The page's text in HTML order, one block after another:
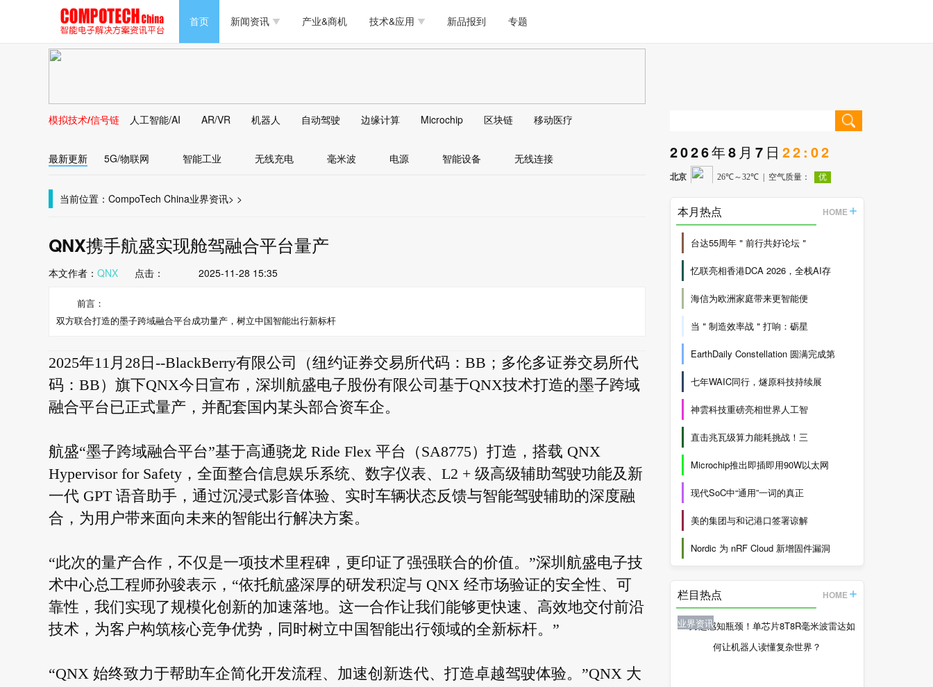
首页 新闻资讯
新能源 人工智能 安防监控
马达电机技术 物联网 模拟技术/信号链
大数据/云
产业&商机 技术&应用
安全 可穿戴
AI/人工智能
新品报到 专题
PC/周边 软件/工具 医疗电子
马达电机技术 物联网 模拟技术/信号链
大数据/云 边缘计算
存储 无线连接 LED
DLP AI/人工智能 传感器技术
AR/VR/图像/3D 电源技术/信号链 接口
模拟技术/信号链 人工智能/AI AR/VR 机器人 自动驾驶 边缘计算 Microchip 区块链 移动医疗
最新更新 5G/物联网 智能工业 无线充电 毫米波 电源 智能设备 无线连接
当前位置： CompoTech China >
业界资讯 >
QNX携手航盛实现舱驾融合平台量产
本文作者： QNX点击： 2025-11-28 15:35
前言：
双方联合打造的墨子跨域融合平台成功量产，树立中国智能出行新标杆
2025年11月28日--BlackBerry有限公司（纽约证券交易所代码：BB；多伦多证券交易所代
码：BB）旗下QNX今日宣布，深圳航盛电子股份有限公司基于QNX技术打造的墨子跨域
融合平台已正式量产，并配套国内某头部合资车企。
航盛“墨子跨域融合平台”基于高通骁龙 Ride Flex 平台（SA8775）打造，搭载 QNX
Hypervisor for Safety，全面整合信息娱乐系统、数字仪表、L2 + 级高级辅助驾驶功能及新
一代 GPT 语音助手，通过沉浸式影音体验、实时车辆状态反馈与智能驾驶辅助的深度融
合，为用户带来面向未来的智能出行解决方案。
“此次的量产合作，不仅是一项技术里程碑，更印证了强强联合的价值。”深圳航盛电子技
术中心总工程师孙骏表示，“依托航盛深厚的研发积淀与 QNX 经市场验证的安全性、可
靠性，我们实现了规模化创新的加速落地。这一合作让我们能够更快速、高效地交付前沿
技术，为客户构筑核心竞争优势，同时树立中国智能出行领域的全新标杆。”
“QNX 始终致力于帮助车企简化开发流程、加速创新迭代、打造卓越驾驶体验。”QNX 大
2026年8月7日 22:02
本月热点 HOME
台达55周年＂前行共好论坛＂
忆联亮相香港DCA 2026，全栈AI存
海信为欧洲家庭带来更智能便
当＂制造效率战＂打响：砺星
EarthDaily Constellation 圆满完成第
七年WAIC同行，燧原科技持续展
神雲科技重磅亮相世界人工智
直击兆瓦级算力能耗挑战！三
Microchip推出即插即用90W以太网
现代SoC中“通用”一词的真正
美的集团与和记港口签署谅解
Nordic 为 nRF Cloud 新增固件漏洞
栏目热点 HOME
业界资讯